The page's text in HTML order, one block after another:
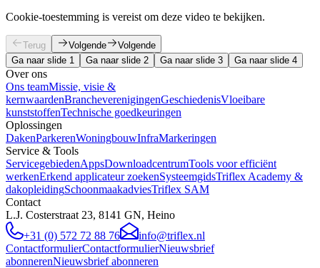
Cookie-toestemming is vereist om deze video te bekijken.
Terug Volgende
Volgende
Ga naar slide 1
Ga naar slide 2 Ga naar slide 3 Ga naar slide 4
Over ons
Ons teamMissie, visie &
kernwaardenBrancheverenigingenGeschiedenisVloeibare
kunststoffenTechnische goedkeuringen
Oplossingen
DakenParkerenWoningbouwInfraMarkeringen
Service & Tools
ServicegebiedenAppsDownloadcentrumTools voor efficiënt
werkenErkend applicateur zoekenSysteemgidsTriflex Academy &
dakopleidingSchoonmaakadviesTriflex SAM
Contact
L.J. Costerstraat 23, 8141 GN, Heino
+31 (0) 572 72 88 76
info@triflex.nl
ContactformulierContactformulierNieuwsbrief
abonnerenNieuwsbrief abonneren